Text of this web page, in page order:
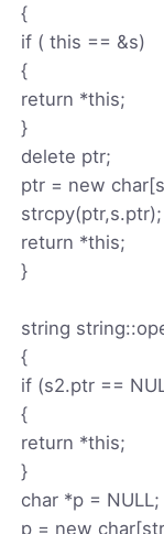
{
if ( this == &s)
{
return *this;
}
delete ptr;
ptr = new
strcpy(ptr,s.ptr);
return *this;
}
string
{
if (s2.ptr ==
{
return *this;
}
char *p = NULL;
p = new